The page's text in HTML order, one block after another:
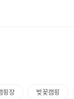
핑장 벚꽃캠핑